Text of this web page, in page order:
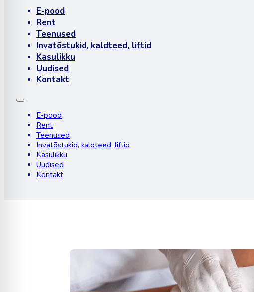
E-pood
Rent
Teenused
Invatõstukid, kaldteed, liftid
Kasulikku
Uudised
Kontakt
E-pood
Rent
Teenused
Invatõstukid, kaldteed, liftid
Kasulikku
Uudised
Kontakt